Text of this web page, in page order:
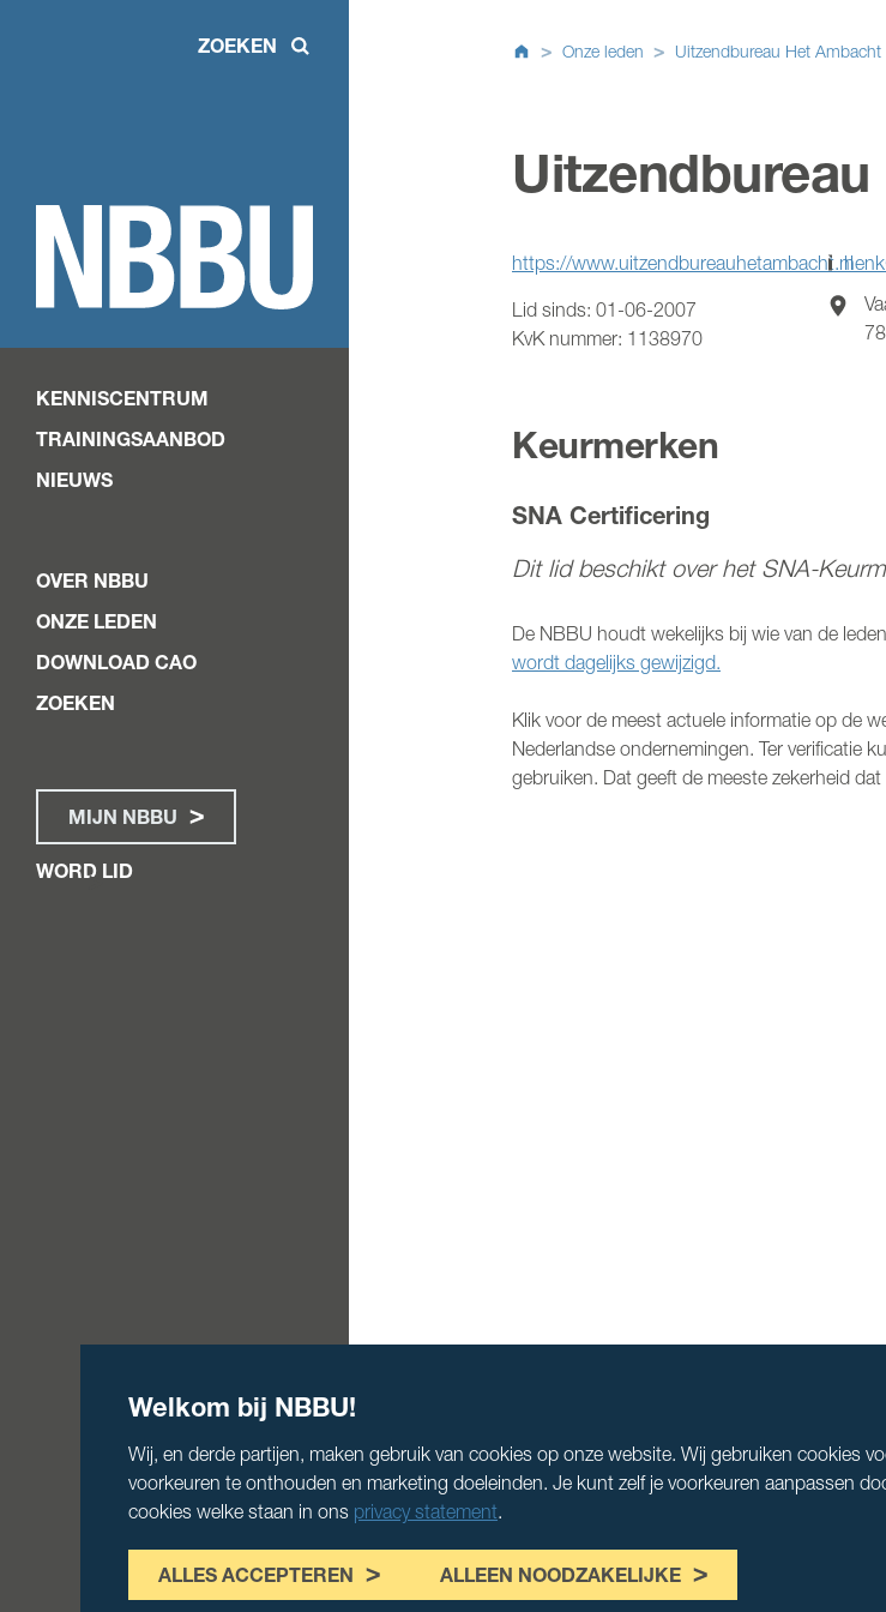
ZOEKEN
KENNISCENTRUM
TRAININGSAANBOD
NIEUWS
OVER NBBU
ONZE LEDEN
DOWNLOAD CAO
ZOEKEN
MIJN NBBU
WORD LID
Onze leden Uitzendbureau Het Ambacht
https://www.uitzendbureauhetambacht.nl
Lid sinds: 01-06-2007
KvK nummer: 1138970
Keurmerken
SNA Certificering
Dit lid beschikt over het SNA-
De NBBU houdt wekelijks bij wie van de
wordt dagelijks gewijzigd.
Klik voor de meest actuele informatie op de
Nederlandse ondernemingen. Ter verificatie
gebruiken. Dat geeft de meeste zekerheid
Welkom bij NBBU!
Wij, en derde partijen, maken gebruik van cookies op onze website. Wij gebruiken cookies
voorkeuren te onthouden en marketing doeleinden. Je kunt zelf je voorkeuren aanpassen
cookies welke staan in ons privacy statement.
ALLES ACCEPTEREN ALLEEN NOODZAKELIJKE